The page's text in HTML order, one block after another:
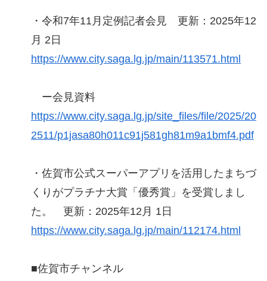
・令和7年11月定例記者会見 更新：2025年12
月 2日
https://www.city.saga.lg.jp/main/113571.html
ー会見資料
https://www.city.saga.lg.jp/site_files/file/2025/20
2511/p1jasa80h011c91j581gh81m9a1bmf4.pdf
・佐賀市公式スーパーアプリを活用したまちづ
くりがプラチナ大賞「優秀賞」を受賞しまし
た。 更新：2025年12月 1日
https://www.city.saga.lg.jp/main/112174.html
■佐賀市チャンネル